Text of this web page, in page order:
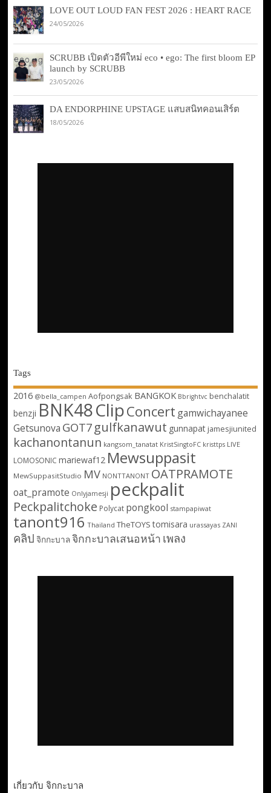
LOVE OUT LOUD FAN FEST 2026 : HEART RACE
24/05/2026
SCRUBB เปิดตัวอีพีใหม่ eco • ego: The first bloom EP
launch by SCRUBB
23/05/2026
DA ENDORPHINE UPSTAGE แสบสนิทคอนเสิร์ต
18/05/2026
Tags
2016 @bella_campen Aofpongsak BANGKOK Bbrightvc benchalatit
benzji BNK48ClipConcert gamwichayanee
Getsunova GOT7 gulfkanawut gunnapat jamesjiunited
kachanontanun kangsom_tanatat KristSingtoFC kristtps LIVE
LOMOSONIC mariewaf12 Mewsuppasit
MewSuppasitStudio MV NONTTANONT OATPRAMOTE
oat_pramote Onlyjamesji peckpalit
Peckpalitchoke Polycat pongkool stampapiwat
tanont916 Thailand TheTOYS tomisara urassayas ZANI
คลิป จิกกะบาลจิกกะบาลเสนอหน้า เพลง
เกี่ยวกับ จิกกะบาล